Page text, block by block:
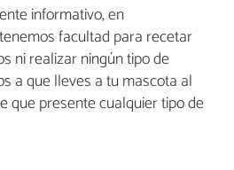
informativo, en
facultad para recetar
ni realizar ningún tipo de
a que lleves a tu mascota al
que presente cualquier tipo de